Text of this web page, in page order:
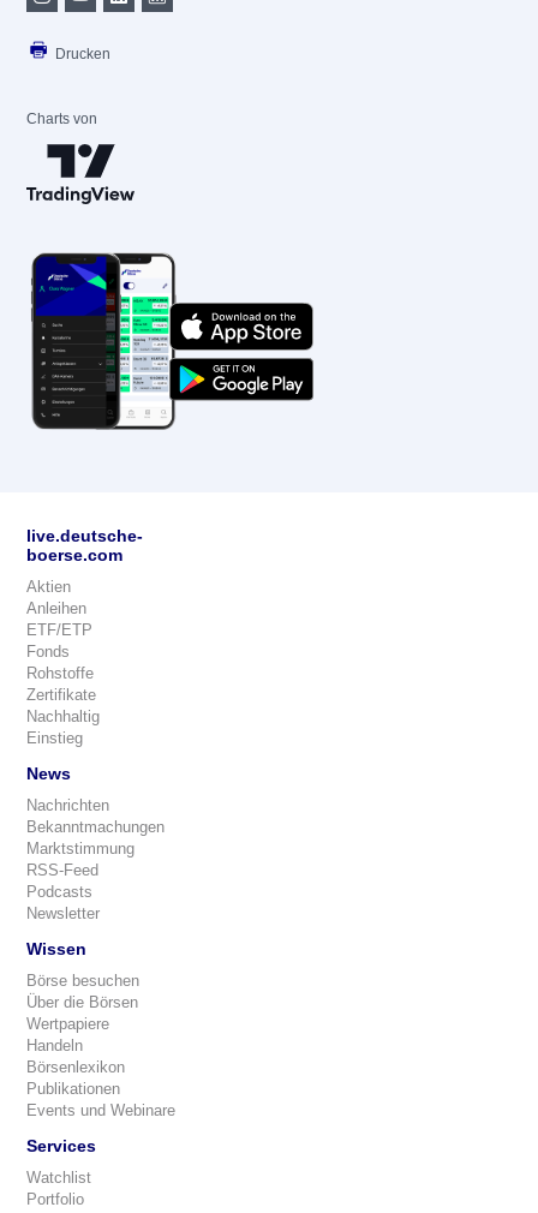
Drucken
Charts von
live.deutsche-
boerse.com
Aktien
Anleihen
ETF/ETP
Fonds
Rohstoffe
Zertifikate
Nachhaltig
Einstieg
News
Nachrichten
Bekanntmachungen
Marktstimmung
RSS-Feed
Podcasts
Newsletter
Wissen
Börse besuchen
Über die Börsen
Wertpapiere
Handeln
Börsenlexikon
Publikationen
Events und Webinare
Services
Watchlist
Portfolio